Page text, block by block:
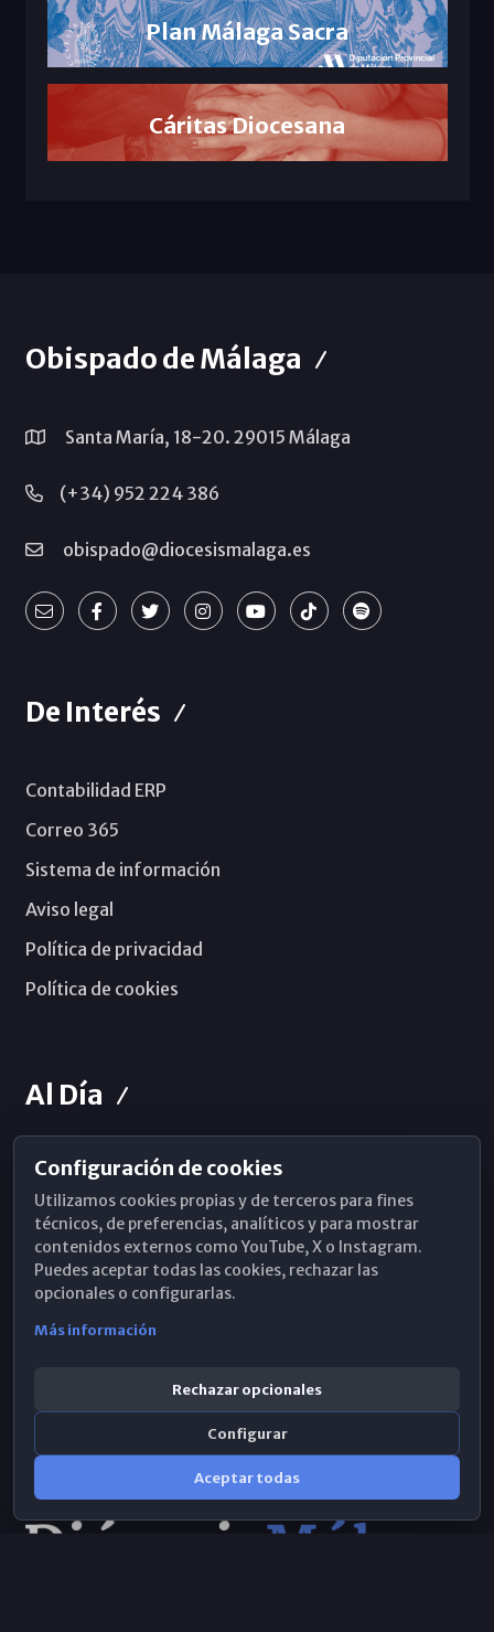
Plan Málaga Sacra
Cáritas Diocesana
Obispado de Málaga
Santa María, 18-20. 29015 Málaga
(+34) 952 224 386
obispado@diocesismalaga.es
De Interés
Contabilidad ERP
Correo 365
Sistema de información
Aviso legal
Política de privacidad
Política de cookies
Al Día
Horarios de Misa
Hemeroteca
WhatsApp
Configuración de cookies
Utilizamos cookies propias y de terceros para fines
técnicos, de preferencias, analíticos y para mostrar
contenidos externos como YouTube, X o Instagram.
Puedes aceptar todas las cookies, rechazar las
opcionales o configurarlas.
Más información
Rechazar opcionales
Configurar
Aceptar todas